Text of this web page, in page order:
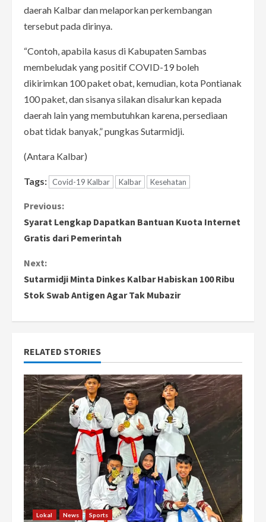
daerah Kalbar dan melaporkan perkembangan
tersebut pada dirinya.
“Contoh, apabila kasus di Kabupaten Sambas
membeludak yang positif COVID-19 boleh
dikirimkan 100 paket obat, kemudian, kota Pontianak
100 paket, dan sisanya silakan disalurkan kepada
daerah lain yang membutuhkan karena, persediaan
obat tidak banyak,” pungkas Sutarmidji.
(Antara Kalbar)
Tags: Covid-19 Kalbar Kalbar Kesehatan
C
o
n
t
u
e
R
e
a
d
i
Previous:
Syarat Lengkap Dapatkan Bantuan Kuota Internet
Gratis dari Pemerintah
Next:
Sutarmidji Minta Dinkes Kalbar Habiskan 100 Ribu
Stok Swab Antigen Agar Tak Mubazir
RELATED STORIES
Lokal News Sports